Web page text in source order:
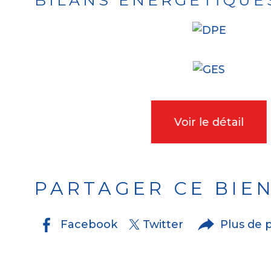
Voir le détail
PARTAGER CE BIEN
Facebook Twitter Plus de